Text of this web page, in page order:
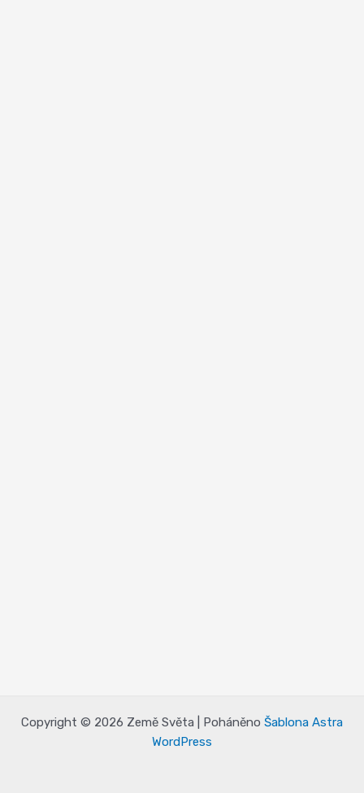
Copyright © 2026 Země Světa | Poháněno Šablona Astra
WordPress